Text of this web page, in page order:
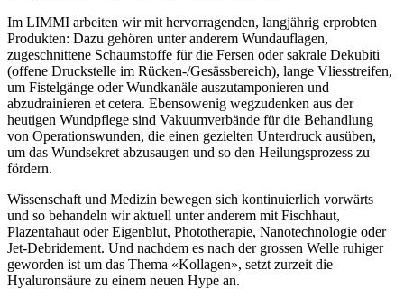
Im LIMMI arbeiten wir mit hervorragenden, langjährig erprobten
Produkten: Dazu gehören unter anderem Wundauflagen,
zugeschnittene Schaumstoffe für die Fersen oder sakrale Dekubiti
(offene Druckstelle im Rücken-/Gesässbereich), lange Vliesstreifen,
um Fistelgänge oder Wundkanäle auszutamponieren und
abzudrainieren et cetera. Ebensowenig wegzudenken aus der
heutigen Wundpflege sind Vakuumverbände für die Behandlung
von Operationswunden, die einen gezielten Unterdruck ausüben,
um das Wundsekret abzusaugen und so den Heilungsprozess zu
fördern.
Wissenschaft und Medizin bewegen sich kontinuierlich vorwärts
und so behandeln wir aktuell unter anderem mit Fischhaut,
Plazentahaut oder Eigenblut, Phototherapie, Nanotechnologie oder
Jet-Debridement. Und nachdem es nach der grossen Welle ruhiger
geworden ist um das Thema «Kollagen», setzt zurzeit die
Hyaluronsäure zu einem neuen Hype an.